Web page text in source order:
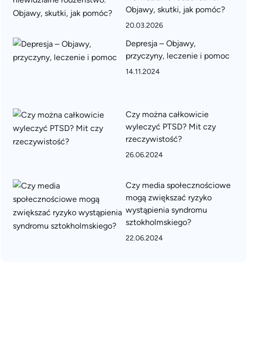
Objawy, skutki, jak pomóc?
20.03.2026
Depresja – Objawy,
przyczyny, leczenie i pomoc
14.11.2024
Czy można całkowicie
wyleczyć PTSD? Mit czy
rzeczywistość?
26.06.2024
Czy media społecznościowe
mogą zwiększać ryzyko
wystąpienia syndromu
sztokholmskiego?
22.06.2024